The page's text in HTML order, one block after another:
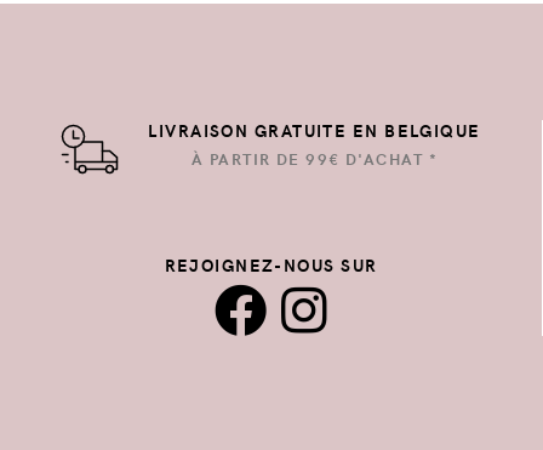
LIVRAISON GRATUITE EN BELGIQUE
À PARTIR DE 99€ D'ACHAT *
REJOIGNEZ-NOUS SUR